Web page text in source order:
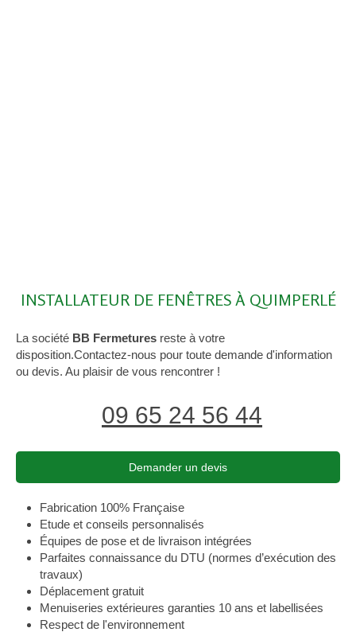
INSTALLATEUR DE FENÊTRES À QUIMPERLÉ
La société BB Fermetures reste à votre
disposition.Contactez-nous pour toute demande d'information
ou devis. Au plaisir de vous rencontrer !
09 65 24 56 44
Demander un devis
Fabrication 100% Française
Etude et conseils personnalisés
Équipes de pose et de livraison intégrées
Parfaites connaissance du DTU (normes d’exécution des
travaux)
Déplacement gratuit
Menuiseries extérieures garanties 10 ans et labellisées
Respect de l'environnement